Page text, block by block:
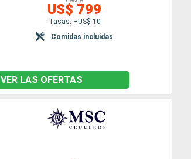
US$ 799
Tasas: +US$ 10
Comidas incluidas
VER LAS OFERTAS